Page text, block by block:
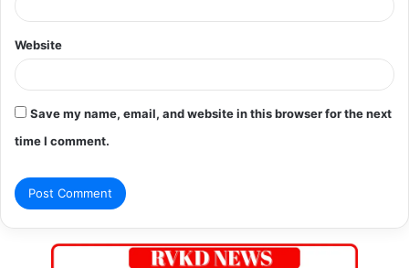
Website
Save my name, email, and website in this browser for the next
time I comment.